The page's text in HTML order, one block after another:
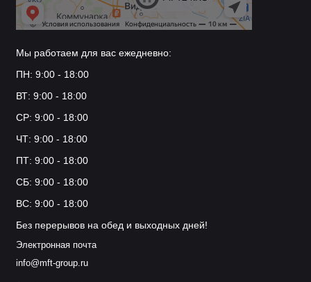
Мы работаем для вас ежедневно:
ПН: 9:00 - 18:00
ВТ: 9:00 - 18:00
СР: 9:00 - 18:00
ЧТ: 9:00 - 18:00
ПТ: 9:00 - 18:00
СБ: 9:00 - 18:00
ВС: 9:00 - 18:00
Без перерывов на обед и выходных дней!
Электронная почта
info@mft-group.ru